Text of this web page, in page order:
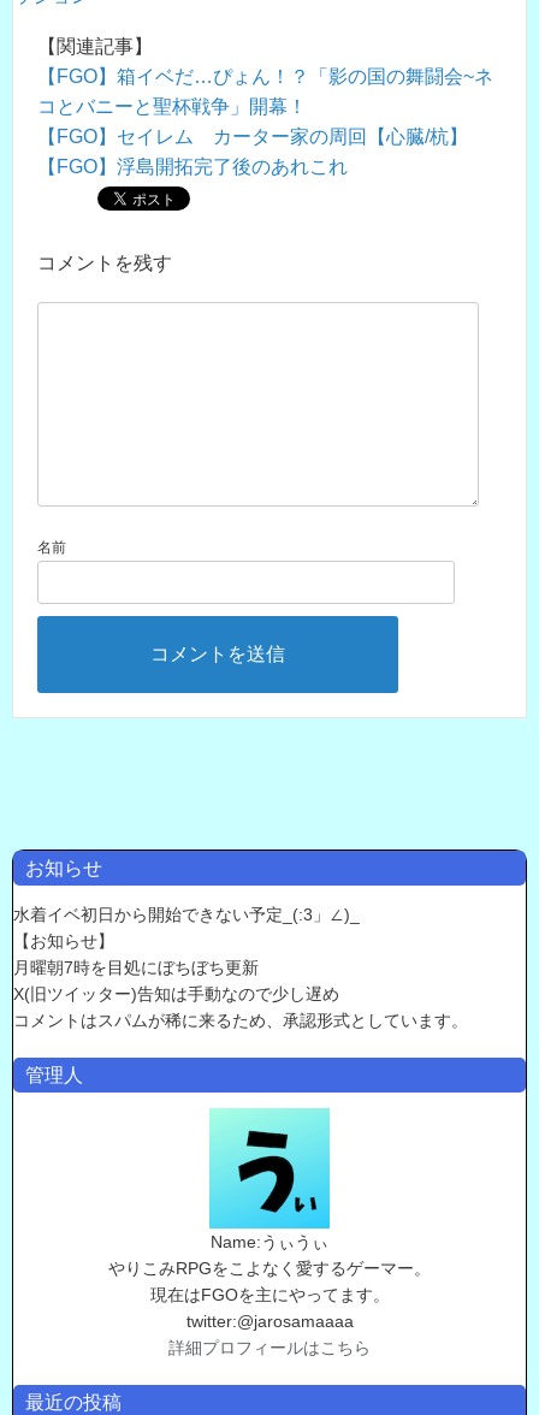
【関連記事】
【FGO】箱イベだ…ぴょん！？「影の国の舞闘会~ネ
コとバニーと聖杯戦争」開幕！
【FGO】セイレム カーター家の周回【心臓/杭】
【FGO】浮島開拓完了後のあれこれ
コメントを残す
名前
お知らせ
水着イベ初日から開始できない予定_(:3」∠)_
【お知らせ】
月曜朝7時を目処にぼちぼち更新
X(旧ツイッター)告知は手動なので少し遅め
コメントはスパムが稀に来るため、承認形式としています。
管理人
Name:うぃうぃ
やりこみRPGをこよなく愛するゲーマー。
現在はFGOを主にやってます。
twitter:@jarosamaaaa
詳細プロフィールはこちら
最近の投稿